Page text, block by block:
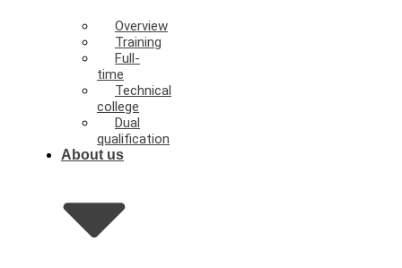
Overview
Training
Full-
time
Technical
college
Dual
qualification
About us